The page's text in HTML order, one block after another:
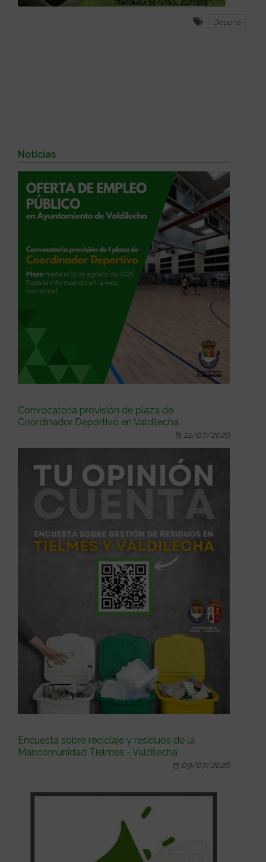
Deporte
Noticias
Convocatoria provisión de plaza de
Coordinador Deportivo en Valdilecha
21/07/2026
Encuesta sobre reciclaje y residuos de la
Mancomunidad Tielmes - Valdilecha
09/07/2026